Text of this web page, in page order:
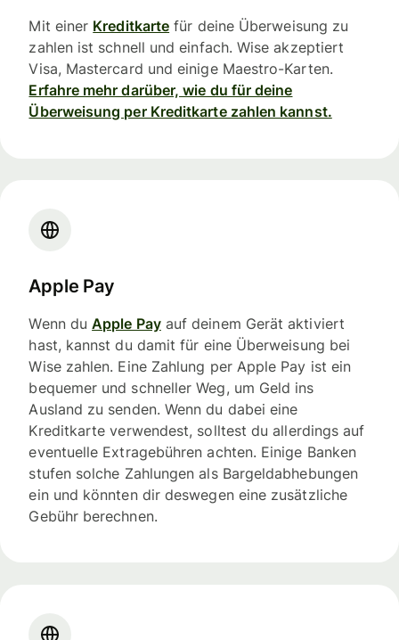
Mit einer Kreditkarte für deine Überweisung zu
zahlen ist schnell und einfach. Wise akzeptiert
Visa, Mastercard und einige Maestro-Karten.
Erfahre mehr darüber, wie du für deine
Überweisung per Kreditkarte zahlen kannst.
Apple Pay
Wenn duApple Payauf deinem Gerät aktiviert
hast, kannst du damit für eine Überweisung bei
Wise zahlen. Eine Zahlung per Apple Pay ist ein
bequemer und schneller Weg, um Geld ins
Ausland zu senden. Wenn du dabei eine
Kreditkarte verwendest, solltest du allerdings auf
eventuelle Extragebühren achten. Einige Banken
stufen solche Zahlungen als Bargeldabhebungen
ein und könnten dir deswegen eine zusätzliche
Gebühr berechnen.